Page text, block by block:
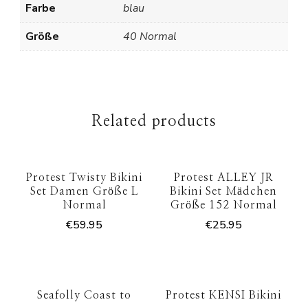
Farbe
blau
Größe
40 Normal
Related products
Protest Twisty Bikini
Set Damen Größe L
Normal
€59.95
Protest ALLEY JR
Bikini Set Mädchen
Größe 152 Normal
€25.95
Seafolly Coast to
Protest KENSI Bikini